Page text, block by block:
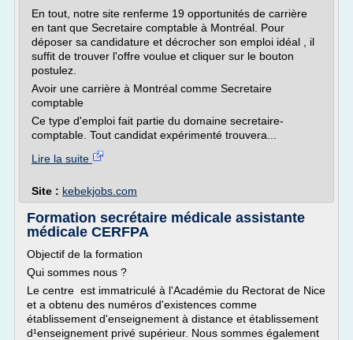
En tout, notre site renferme 19 opportunités de carrière
en tant que Secretaire comptable à Montréal. Pour
déposer sa candidature et décrocher son emploi idéal , il
suffit de trouver l'offre voulue et cliquer sur le bouton
postulez.
Avoir une carrière à Montréal comme Secretaire
comptable
Ce type d'emploi fait partie du domaine secretaire-
comptable. Tout candidat expérimenté trouvera...
Lire la suite
Site : kebekjobs.com
Formation secrétaire médicale assistante
médicale CERFPA
Objectif de la formation
Qui sommes nous ?
Le centre est immatriculé à l'Académie du Rectorat de Nice
et a obtenu des numéros d'existences comme
établissement d'enseignement à distance et établissement
d¹enseignement privé supérieur. Nous sommes également